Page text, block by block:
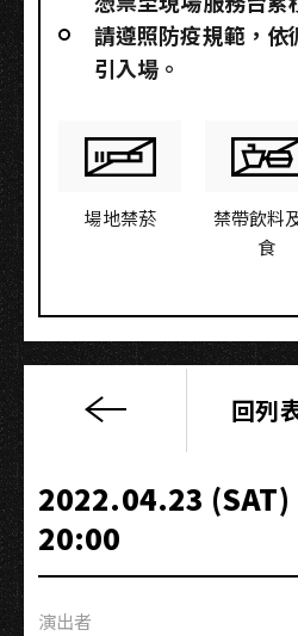
請遵照防疫規範，依
引入場。
場地禁菸
禁帶飲料
食
【南
Chill
潤
趴】
The
回列
2022.04.23 (SAT)
20:00
演出者